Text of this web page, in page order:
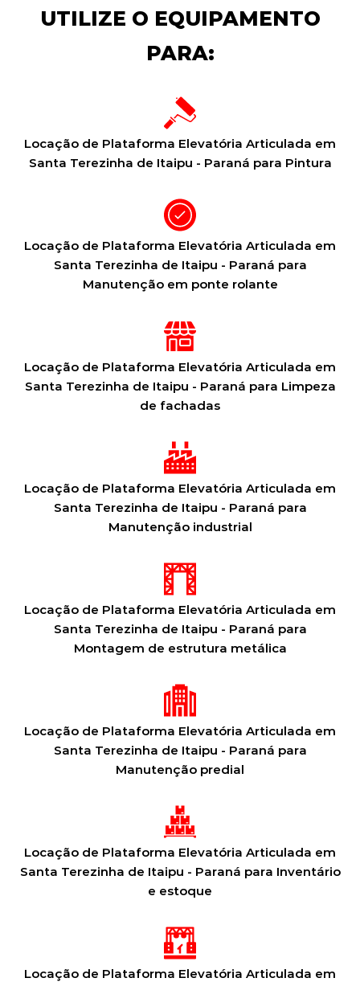
UTILIZE O EQUIPAMENTO
PARA:
Locação de Plataforma Elevatória Articulada em
Santa Terezinha de Itaipu - Paraná para Pintura
Locação de Plataforma Elevatória Articulada em
Santa Terezinha de Itaipu - Paraná para
Manutenção em ponte rolante
Locação de Plataforma Elevatória Articulada em
Santa Terezinha de Itaipu - Paraná para Limpeza
de fachadas
Locação de Plataforma Elevatória Articulada em
Santa Terezinha de Itaipu - Paraná para
Manutenção industrial
Locação de Plataforma Elevatória Articulada em
Santa Terezinha de Itaipu - Paraná para
Montagem de estrutura metálica
Locação de Plataforma Elevatória Articulada em
Santa Terezinha de Itaipu - Paraná para
Manutenção predial
Locação de Plataforma Elevatória Articulada em
Santa Terezinha de Itaipu - Paraná para Inventário
e estoque
Locação de Plataforma Elevatória Articulada em